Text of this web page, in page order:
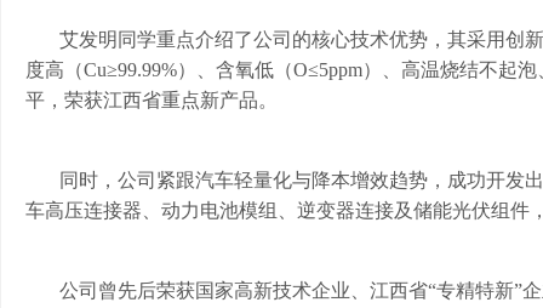
艾发明同学重点介绍了公司的核心技术优势，其采用创
度高（Cu≥99.99%）、含氧低（O≤5ppm）、高温烧结不起
平，荣获江西省重点新产品。
同时，公司紧跟汽车轻量化与降本增效趋势，成功开发
车高压连接器、动力电池模组、逆变器连接及储能光伏组件
公司曾先后荣获国家高新技术企业、江西省“专精特新”